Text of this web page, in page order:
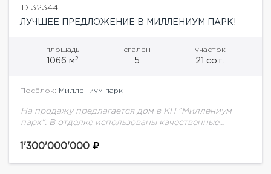
ID 32344
ЛУЧШЕЕ ПРЕДЛОЖЕНИЕ В МИЛЛЕНИУМ ПАРК!
площадь
1066 м2
спален
5
участок
21 сот.
Посёлок: Миллениум парк
На продажу предлагается дом в КП "Миллениум
парк". В отделке использованы качественные
Панорамное остекление Alutech. Сантехника
1'300'000'000